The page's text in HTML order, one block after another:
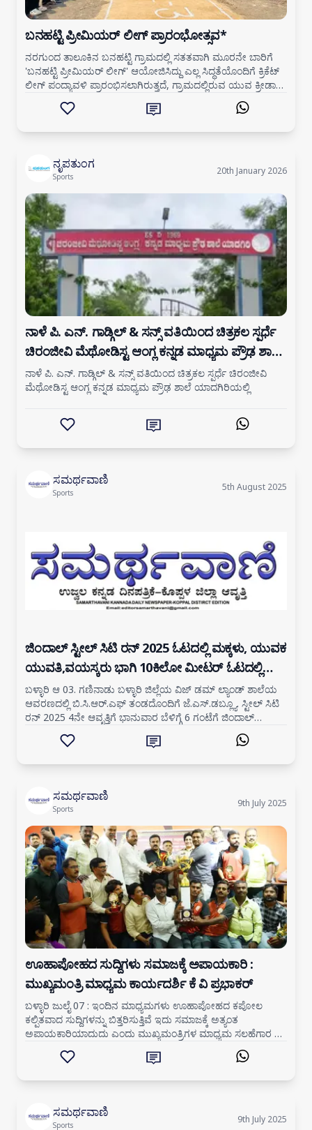
ಬನಹಟ್ಟಿ ಪ್ರೀಮಿಯರ್ ಲೀಗ್ ಪ್ರಾರಂಭೋತ್ಸವ*
ನರಗುಂದ ತಾಲೂಕಿನ ಬನಹಟ್ಟಿ ಗ್ರಾಮದಲ್ಲಿ ಸತತವಾಗಿ ಮೂರನೇ ಬಾರಿಗೆ
'ಬನಹಟ್ಟಿ ಪ್ರೀಮಿಯರ್ ಲೀಗ್' ಆಯೋಜಿಸಿದ್ದು ಎಲ್ಲ ಸಿದ್ಧತೆಯೊಂದಿಗೆ ಕ್ರಿಕೆಟ್
ಲೀಗ್ ಪಂದ್ಯಾವಳಿ ಪ್ರಾರಂಭಿಸಲಾಗಿರುತ್ತದೆ, ಗ್ರಾಮದಲ್ಲಿರುವ ಯುವ ಕ್ರೀಡಾ
ಪಟುಗಳಿಗೆ ಇದೊಂದ
ನೃಪತುಂಗ
Sports 20th January 2026
ನಾಳೆ ಪಿ. ಎನ್. ಗಾಡ್ಗಿಲ್ & ಸನ್ಸ್ ವತಿಯಿಂದ ಚಿತ್ರಕಲ ಸ್ಪರ್ಧೆ
ಚಿರಂಜೀವಿ ಮೆಥೋಡಿಸ್ಟ ಆಂಗ್ಲ ಕನ್ನಡ ಮಾಧ್ಯಮ ಪ್ರೌಢ ಶಾಲೆ
ಯಾದಗಿರಿ
ನಾಳೆ ಪಿ. ಎನ್. ಗಾಡ್ಗಿಲ್ & ಸನ್ಸ್ ವತಿಯಿಂದ ಚಿತ್ರಕಲ ಸ್ಪರ್ಧೆ ಚಿರಂಜೀವಿ
ಮೆಥೋಡಿಸ್ಟ ಆಂಗ್ಲ ಕನ್ನಡ ಮಾಧ್ಯಮ ಪ್ರೌಢ ಶಾಲೆ ಯಾದಗಿರಿಯಲ್ಲಿ
ಸಮರ್ಥವಾಣಿ
Sports 5th August 2025
ಜಿಂದಾಲ್ ಸ್ಟೀಲ್ ಸಿಟಿ ರನ್ 2025 ಓಟದಲ್ಲಿ ಮಕ್ಕಳು, ಯುವಕ
ಯುವತಿ,ವಯಸ್ಕರು ಭಾಗಿ 10ಕಿಲೋ ಮೀಟರ್ ಓಟದಲ್ಲಿ
ಸಾಂಗ್ಲಿಯ ಚೈತನ್ಯ ರೂಪನಾರ್ ಹಾಗೂ ಬೆಂಗಳೂರಿನ ತೇಜಸ್ವಿನಿ
ಪ್ರಥಮಸ್ಥಾನ
ಬಳ್ಳಾರಿ ಆ 03. ಗಣಿನಾಡು ಬಳ್ಳಾರಿ ಜಿಲ್ಲೆಯ ವಿಜ್ ಡಮ್ ಲ್ಯಾಂಡ್ ಶಾಲೆಯ
ಆವರಣದಲ್ಲಿ ಬಿ.ಸಿ.ಆರ್.ಎಫ್ ತಂಡದೊಂದಿಗೆ ಜೆ.ಎಸ್.ಡಬ್ಲ್ಯೂ. ಸ್ಟೀಲ್ ಸಿಟಿ
ರನ್ 2025 4ನೇ ಆವೃತ್ತಿಗೆ ಭಾನುವಾರ ಬೆಳಿಗ್ಗೆ 6 ಗಂಟೆಗೆ ಜಿಂದಾಲ್
ಕಂಪನಿಯ ಮುಖ್ಯಸ್
ಸಮರ್ಥವಾಣಿ
Sports 9th July 2025
ಊಹಾಪೋಹದ ಸುದ್ದಿಗಳು ಸಮಾಜಕ್ಕೆ ಅಪಾಯಕಾರಿ :
ಮುಖ್ಯಮಂತ್ರಿ ಮಾಧ್ಯಮ ಕಾರ್ಯದರ್ಶಿ ಕೆ ವಿ ಪ್ರಭಾಕರ್
ಬಳ್ಳಾರಿ ಜುಲೈ 07 : ಇಂದಿನ ಮಾಧ್ಯಮಗಳು ಊಹಾಪೋಹದ ಕಪೋಲ
ಕಲ್ಪಿತವಾದ ಸುದ್ದಿಗಳನ್ನು ಬಿತ್ತರಿಸುತ್ತಿವೆ ಇದು ಸಮಾಜಕ್ಕೆ ಅತ್ಯಂತ
ಅಪಾಯಕಾರಿಯಾದುದು ಎಂದು ಮುಖ್ಯಮಂತ್ರಿಗಳ ಮಾಧ್ಯಮ ಸಲಹೆಗಾರ ಕೆ
ವಿ ಪ್ರಭಾಕರ್ ಬೇಸರವನ್ನು ವ್ಯಕ್ತಪಡಿಸಿದರು.
ಸಮರ್ಥವಾಣಿ
Sports 9th July 2025